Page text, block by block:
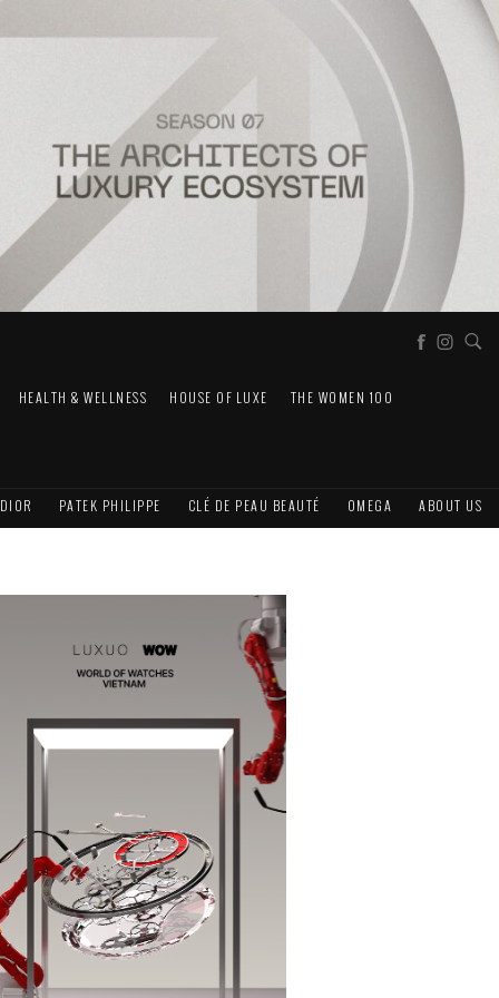
HEALTH & WELLNESS HOUSE OF LUXE THE WOMEN 100
DIOR PATEK PHILIPPE CLÉ DE PEAU BEAUTÉ OMEGA ABOUT US